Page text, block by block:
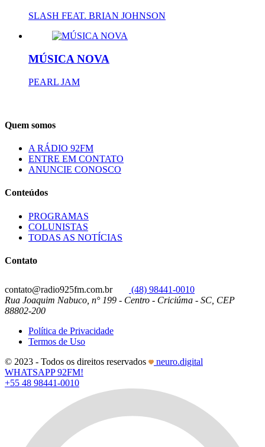
SLASH FEAT. BRIAN JOHNSON
MÚSICA NOVA
PEARL JAM
Quem somos
A RÁDIO 92FM
ENTRE EM CONTATO
ANUNCIE CONOSCO
Conteúdos
PROGRAMAS
COLUNISTAS
TODAS AS NOTÍCIAS
Contato
contato@radio925fm.com.br
(48) 98441-0010
Rua Joaquim Nabuco, n° 199 - Centro - Criciúma - SC, CEP
88802-200
Política de Privacidade
Termos de Uso
© 2023 - Todos os direitos reservados
neuro.digital
WHATSAPP 92FM!
+55 48 98441-0010